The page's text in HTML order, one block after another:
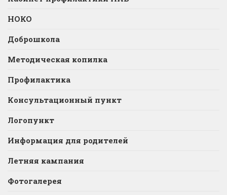
НОКО
Доброшкола
Методическая копилка
Профилактика
Консультационный пункт
Логопункт
Информация для родителей
Летняя кампания
Фотогалерея